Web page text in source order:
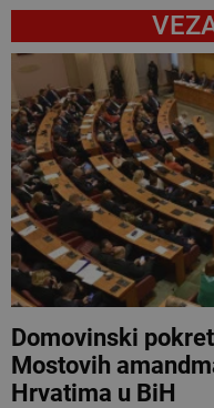
Domovinski
Mostovih
Hrvatima u BiH